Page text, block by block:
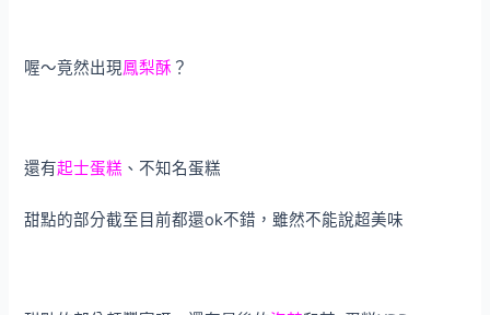
喔～竟然出現鳳梨酥 ？
還有起士蛋糕 、不知名蛋糕
甜點的部分截至目前都還ok不錯，雖然不能說超美味